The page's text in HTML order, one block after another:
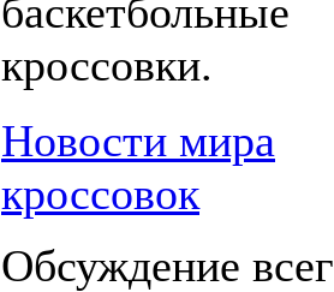
баскетбольные
кроссовки.
Новости мира
кроссовок
Обсуждение